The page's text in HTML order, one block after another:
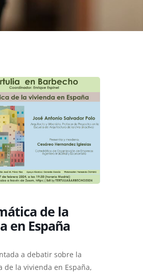
de la
en España
a debatir sobre la
de la vivienda en España,